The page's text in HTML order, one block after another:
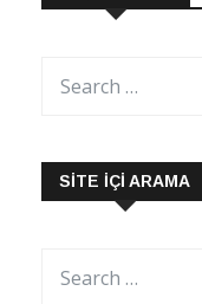
SITE İÇI ARAMA